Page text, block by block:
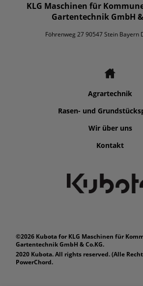
KLG Maschinen für
Gartentechnik GmbH &
Föhrenweg 27 90547 Stein Bayern
Agrartechnik
Rasen- und
Wir über uns
Kontakt
©2026 Kubota for KLG Maschinen für
Gartentechnik GmbH & Co.KG.
2020 Kubota. All rights reserved. (Alle
PowerChord.